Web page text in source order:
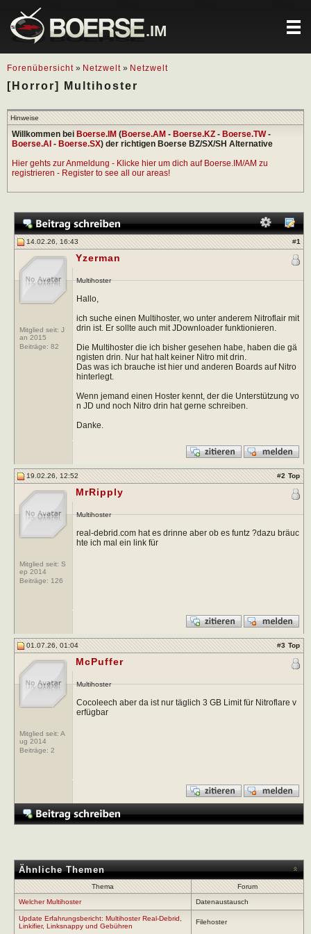
.IM
Forenübersicht » Netzwelt » Netzwelt
[Horror] Multihoster
Hinweise
Willkommen bei Boerse.IM (Boerse.AM - Boerse.KZ - Boerse.TW-
Boerse.AI - Boerse.SX) der richtigen Boerse BZ/SX/SH Alternative
Hier gehts zur Anmeldung - Klicke hier um dich auf Boerse.IM/AM zu
registrieren - Register to see all our areas!
14.02.26, 16:43 #1
Mitglied seit: J
an 2015
Beiträge: 82
Yzerman
Multihoster
Hallo,
ich suche einen Multihoster, wo unter anderem Nitroflair mit
drin ist. Er sollte auch mit JDownloader funktionieren.
Die Multihoster die ich bisher gesehen habe, haben die gä
ngisten drin. Nur hat halt keiner Nitro mit drin.
Das was ich brauche ist hier und anderen Boards auf Nitro
hinterlegt.
Wenn jemand einen Hoster kennt, der die Unterstützung vo
n JD und noch Nitro drin hat gerne schreiben.
Danke.
19.02.26, 12:52 #2 Top
Mitglied seit: S
ep 2014
Beiträge: 126
MrRipply
Multihoster
real-debrid.com hat es drinne aber ob es funtz ?dazu bräuc
hte ich mal ein link für
01.07.26, 01:04 #3 Top
Mitglied seit: A
ug 2014
Beiträge: 2
McPuffer
Multihoster
Cocoleech aber da ist nur täglich 3 GB Limit für Nitroflare v
erfügbar
Ähnliche Themen
Thema
Forum
Welcher Multihoster
Datenaustausch
Update Erfahrungsbericht: Multihoster Real-Debrid,
Linkifier, Linksnappy und Gebühren
Filehoster